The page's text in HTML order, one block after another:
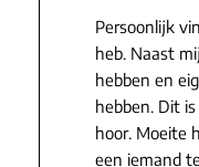
Persoonlijk
heb. Naast
hebben en
hebben. Dit
hoor. Moeite
een iemand